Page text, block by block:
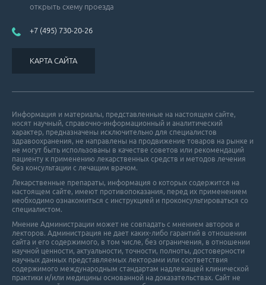
открыть схему проезда
+7 (495) 730-20-26
КАРТА САЙТА
Информация и материалы, представленные на настоящем сайте,
носят научный, справочно-информационный и аналитический
характер, предназначены исключительно для специалистов
здравоохранения, не направлены на продвижение товаров на рынке и
не могут быть использованы в качестве советов или рекомендаций
пациенту к применению лекарственных средств и методов лечения
без консультации с лечащим врачом.
Лекарственные препараты, информация о которых содержится на
настоящем сайте, имеют противопоказания, перед их применением
необходимо ознакомиться с инструкцией и проконсультироваться со
специалистом.
Мнение Администрации может не совпадать с мнением авторов и
лекторов. Администрация не дает каких-либо гарантий в отношении
cайта и его cодержимого, в том числе, без ограничения, в отношении
научной ценности, актуальности, точности, полноты, достоверности
научных данных представляемых лекторами или соответствия
содержимого международным стандартам надлежащей клинической
практики и/или медицины основанной на доказательствах. Сайт не